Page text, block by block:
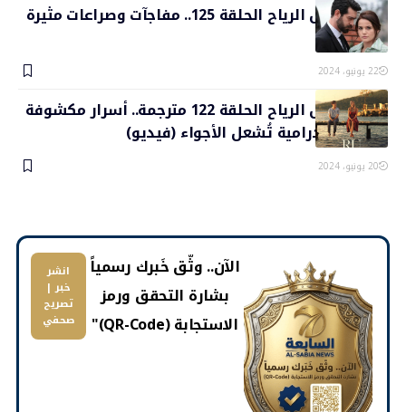
مسلسل تل الرياح الحلقة 125.. مفاجآت وصراعات مثيرة
(فيديو)
22 يونيو، 2024
مسلسل تل الرياح الحلقة 122 مترجمة.. أسرار مكشوفة
وصدامات درامية تُشعل الأجواء (فيديو)
20 يونيو، 2024
​الآن.. وثّق خَبرك رسمياً
بشارة التحقق ورمز
الاستجابة (QR-Code)"
انشر
خبر |
تصريح
صحفي